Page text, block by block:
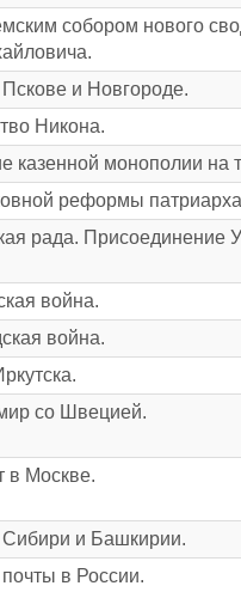
собором нового
и Новгороде.
Никона.
казенной монополии
реформы
рада. Присоединение
война.
война.
со Швецией.
в Москве.
Сибири и Башкирии.
в России.